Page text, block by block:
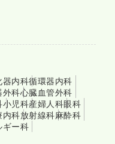
器内科循環器内科
外科心臓血管外科
小児科産婦人科眼科
内科放射線科麻酔科
ギー科